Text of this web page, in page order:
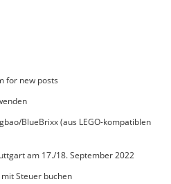
for new posts
BlueBrixx (aus LEGO-kompatiblen
am 17./18. September 2022
Steuer buchen